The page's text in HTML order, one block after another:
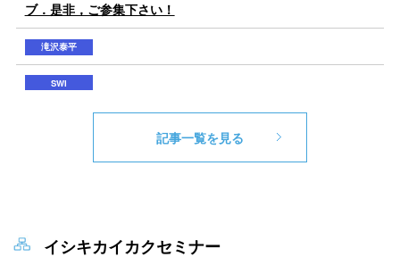
記事一覧を見る
イシキカイカクセミナー